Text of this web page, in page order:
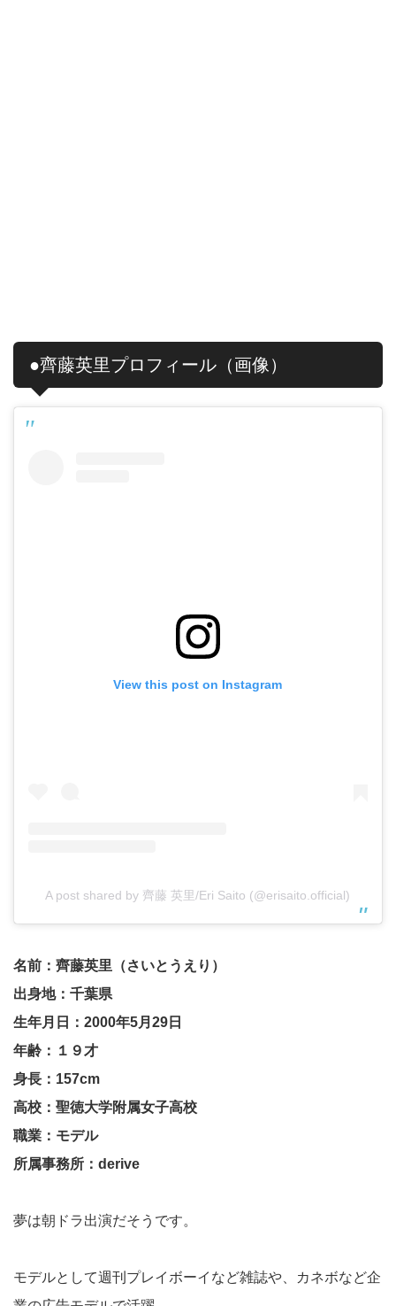
●齊藤英里プロフィール（画像）
View this post on Instagram
A post shared by 齊藤 英里/Eri Saito (@erisaito.official)
名前：齊藤英里（さいとうえり）
出身地：千葉県
生年月日：2000年5月29日
年齢：１９才
身長：157cm
高校：聖徳大学附属女子高校
職業：モデル
所属事務所：derive
夢は朝ドラ出演だそうです。
モデルとして週刊プレイボーイなど雑誌や、カネボなど企